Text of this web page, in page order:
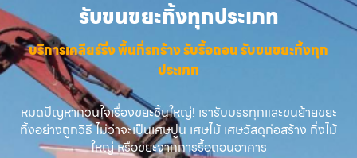
รับขนขยะทิ้งทุกประเภท
บริการเคลียร์ริ่ง พื้นที่รกร้าง รับรื้อถอน รับขนขยะทิ้งทุก
ประเภท
หมดปัญหากวนใจเรื่องขยะชิ้นใหญ่! เรารับบรรทุกและขนย้ายขยะ
ทิ้งอย่างถูกวิธี ไม่ว่าจะเป็นเศษปูน เศษไม้ เศษวัสดุก่อสร้าง กิ่งไม้
ใหญ่ หรือขยะจากการรื้อถอนอาคาร